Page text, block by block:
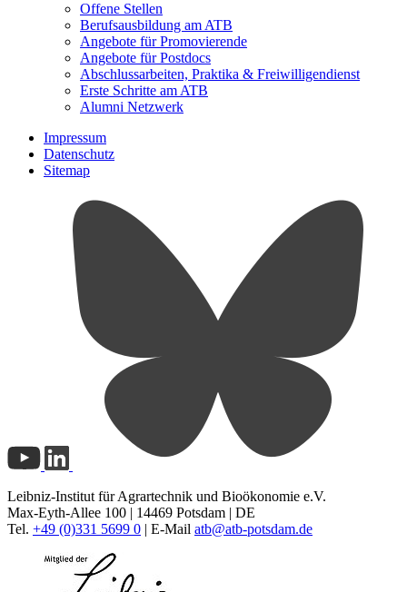
Offene Stellen
Berufsausbildung am ATB
Angebote für Promovierende
Angebote für Postdocs
Abschlussarbeiten, Praktika & Freiwilligendienst
Erste Schritte am ATB
Alumni Netzwerk
Impressum
Datenschutz
Sitemap
Leibniz-Institut für Agrartechnik und Bioökonomie e.V.
Max-Eyth-Allee 100 | 14469 Potsdam | DE
Tel. +49 (0)331 5699 0 | E-Mail atb@atb-potsdam.de